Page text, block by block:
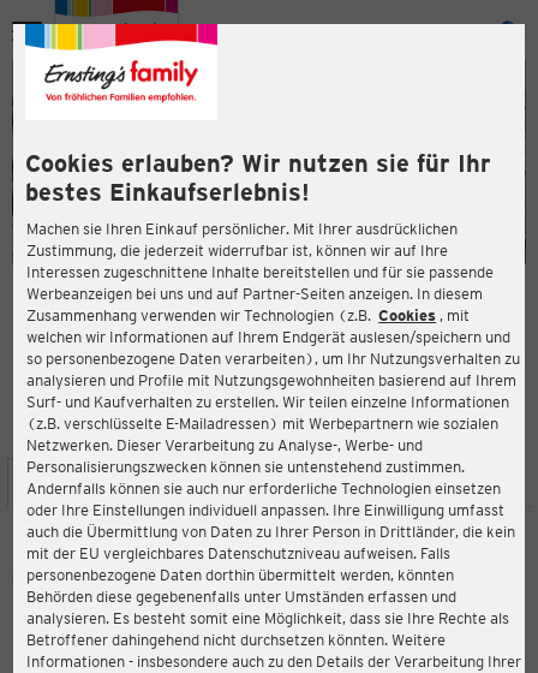
Cookies erlauben? Wir nutzen sie für Ihr
bestes Einkaufserlebnis!
Machen sie Ihren Einkauf persönlicher. Mit Ihrer ausdrücklichen
Zustimmung, die jederzeit widerrufbar ist, können wir auf Ihre
Interessen zugeschnittene Inhalte bereitstellen und für sie passende
Werbeanzeigen bei uns und auf Partner-Seiten anzeigen. In diesem
Zusammenhang verwenden wir Technologien (z.B. Cookies , mit
welchen wir Informationen auf Ihrem Endgerät auslesen/speichern und
so personenbezogene Daten verarbeiten), um Ihr Nutzungsverhalten zu
analysieren und Profile mit Nutzungsgewohnheiten basierend auf Ihrem
Surf- und Kaufverhalten zu erstellen. Wir teilen einzelne Informationen
(z.B. verschlüsselte E-Mailadressen) mit Werbepartnern wie sozialen
Netzwerken. Dieser Verarbeitung zu Analyse-, Werbe- und
Personalisierungszwecken können sie untenstehend zustimmen.
Andernfalls können sie auch nur erforderliche Technologien einsetzen
oder Ihre Einstellungen individuell anpassen. Ihre Einwilligung umfasst
auch die Übermittlung von Daten zu Ihrer Person in Drittländer, die kein
mit der EU vergleichbares Datenschutzniveau aufweisen. Falls
personenbezogene Daten dorthin übermittelt werden, könnten
Behörden diese gegebenenfalls unter Umständen erfassen und
analysieren. Es besteht somit eine Möglichkeit, dass sie Ihre Rechte als
Betroffener dahingehend nicht durchsetzen könnten. Weitere
Informationen - insbesondere auch zu den Details der Verarbeitung Ihrer
Menü
ERNSTING'S FAMILY FILIALE
Saline 5
78628 Rottweil
3,8
Bewertung:
STANDORT SERVICES SORTIMENT AKTIONEN
Ernsting's family
Saline 5, 78628 Rottweil